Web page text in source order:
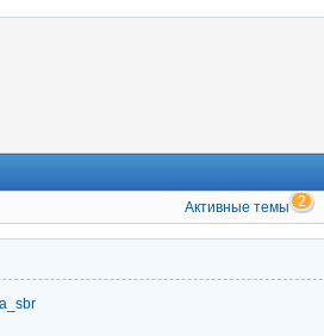
Активные темы 2